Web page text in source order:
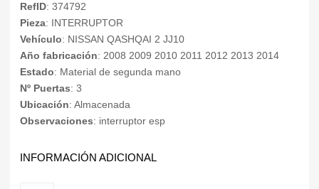
RefID: 374792
Pieza: INTERRUPTOR
Vehículo: NISSAN QASHQAI 2 JJ10
Año fabricación: 2008 2009 2010 2011 2012 2013 2014
Estado: Material de segunda mano
Nº Puertas: 3
Ubicación: Almacenada
Observaciones: interruptor esp
INFORMACIÓN ADICIONAL